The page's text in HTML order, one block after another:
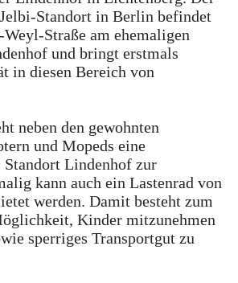
Standort in Berlin befindet
Straße am ehemaligen
und bringt erstmals
in diesen Bereich von
neben den gewohnten
und Mopeds eine
Standort Lindenhof zur
kann auch ein Lastenrad von
werden. Damit besteht zum
Kinder mitzunehmen
sperriges Transportgut zu